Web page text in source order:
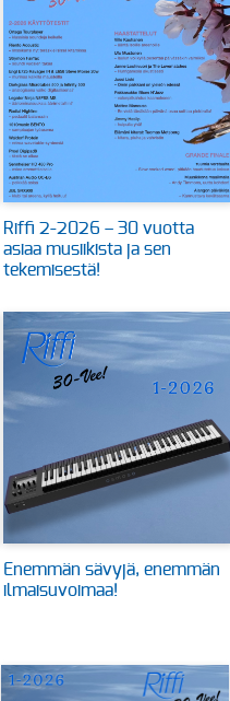
Riffi 2-2026 – 30 vuotta
asiaa musiikista ja sen
tekemisestä!
Enemmän sävyjä, enemmän
ilmaisuvoimaa!